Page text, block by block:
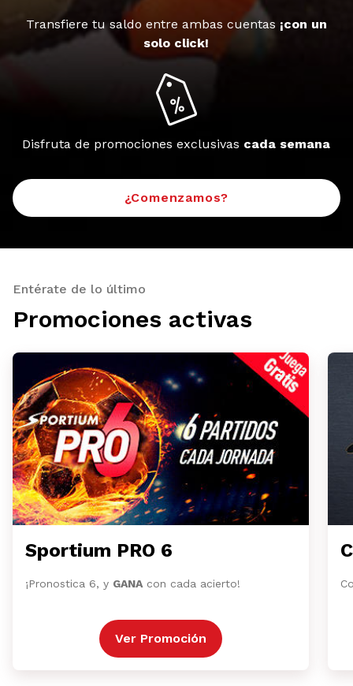
Transfiere tu saldo entre ambas cuentas ¡con un
solo click!
Disfruta de promociones exclusivas cada semana
¿Comenzamos?
Entérate de lo último
Promociones activas
Sportium PRO 6
¡Pronostica 6, y GANA con cada acierto!
Ver Promoción